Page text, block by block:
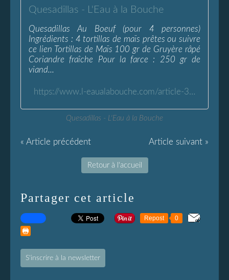
Quesadillas - L'Eau à la Bouche
Quesadillas Au Boeuf (pour 4 personnes)
Ingrédients : 4 tortillas de maïs prêtes ou suivre
ce lien Tortillas de Maïs 100 gr de Gruyère râpé
Coriandre fraîche Pour la farce : 250 gr de
viand...
https://www.l-eaualabouche.com/article-31083748.html
Quesadillas - L'Eau à la Bouche
« Article précédent Article suivant »
Retour à l'accueil
Partager cet article
Repost 0
S'inscrire à la newsletter